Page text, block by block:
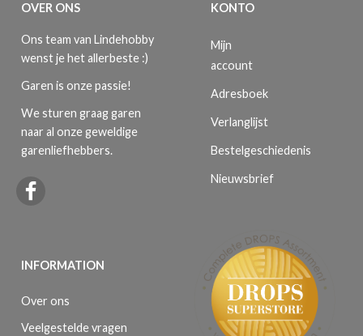
OVER ONS
Ons team van Lindehobby
wenst je het allerbeste :)
Garen is onze passie!
We sturen graag garen
naar al onze geweldige
garenliefhebbers.
INFORMATION
Over ons
Veelgestelde vragen
KONTO
Mijn
account
Adresboek
Verlanglijst
Bestelgeschiedenis
Nieuwsbrief